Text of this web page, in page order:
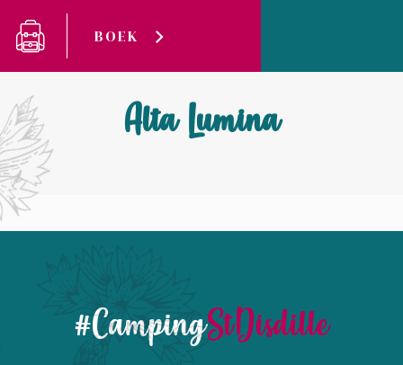
BOEK
Camping Saint-Disdille
Alta Lumina
#CampingStDisdille
Cookies beheer paneel